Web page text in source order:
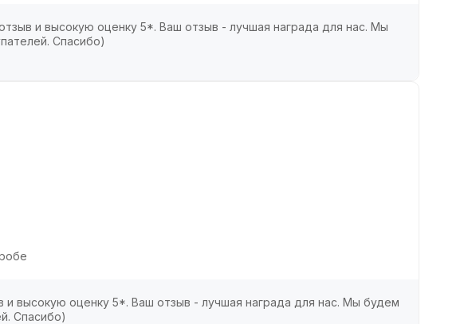
и высокую оценку 5*. Ваш отзыв - лучшая награда для нас. Мы
Спасибо)
и высокую оценку 5*. Ваш отзыв - лучшая награда для нас. Мы будем
Спасибо)